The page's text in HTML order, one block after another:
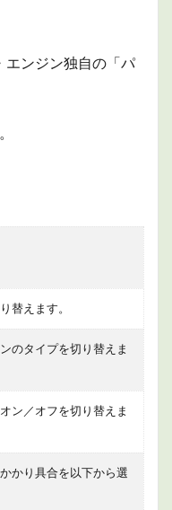
エンジン独自の「パ
替えます。
のタイプを切り替えま
ン／オフを切り替えま
かり具合を以下から選